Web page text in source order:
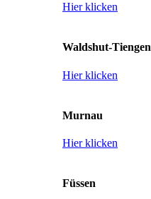
Hier klicken
Waldshut-Tiengen
Hier klicken
Murnau
Hier klicken
Füssen